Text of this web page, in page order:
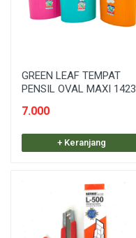
GREEN LEAF TEMPAT
PENSIL OVAL MAXI 1423
7.000
+ Keranjang